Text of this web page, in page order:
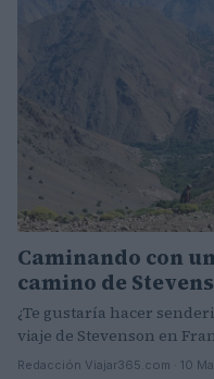
Caminando con
camino de
¿Te gustaría hacer
viaje de Stevenson en
Redacción Viajar365.com · 10